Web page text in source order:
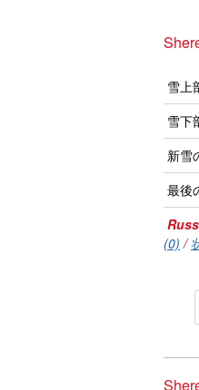
雪上
雪下
新雪
最後
(0) /